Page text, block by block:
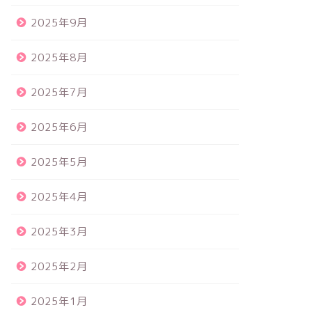
2025年9月
2025年8月
2025年7月
2025年6月
2025年5月
2025年4月
2025年3月
2025年2月
2025年1月